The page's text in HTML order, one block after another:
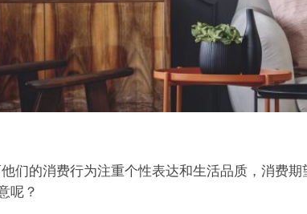
们的消费行为注重个性表达和生活品质，消费期
呢？